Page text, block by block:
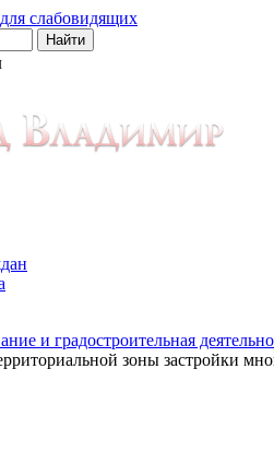
слабовидящих
и градостроительная
зоны застройки